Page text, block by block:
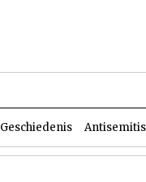
Geschiedenis